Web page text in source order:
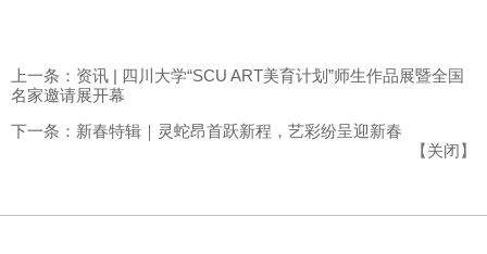
上一条：资讯 | 四川大学“SCU ART美育计划”师生作品展暨全国
名家邀请展开幕
下一条：新春特辑｜灵蛇昂首跃新程，艺彩纷呈迎新春
【关闭】